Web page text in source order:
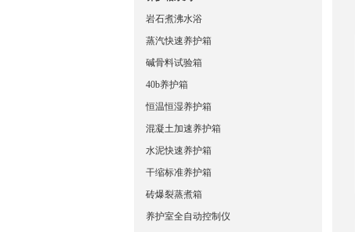
岩石煮沸水浴
蒸汽快速养护箱
碱骨料试验箱
40b养护箱
恒温恒湿养护箱
混凝土加速养护箱
水泥快速养护箱
干缩标准养护箱
砖爆裂蒸煮箱
养护室全自动控制仪